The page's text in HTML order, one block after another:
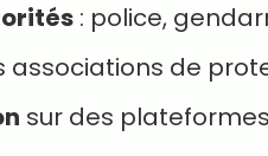
: police,
associations de
sur des